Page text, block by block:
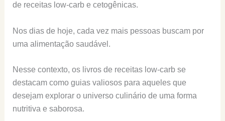
de receitas low-carb e cetogênicas.
Nos dias de hoje, cada vez mais pessoas buscam por
uma alimentação saudável.
Nesse contexto, os livros de receitas low-carb se
destacam como guias valiosos para aqueles que
desejam explorar o universo culinário de uma forma
nutritiva e saborosa.